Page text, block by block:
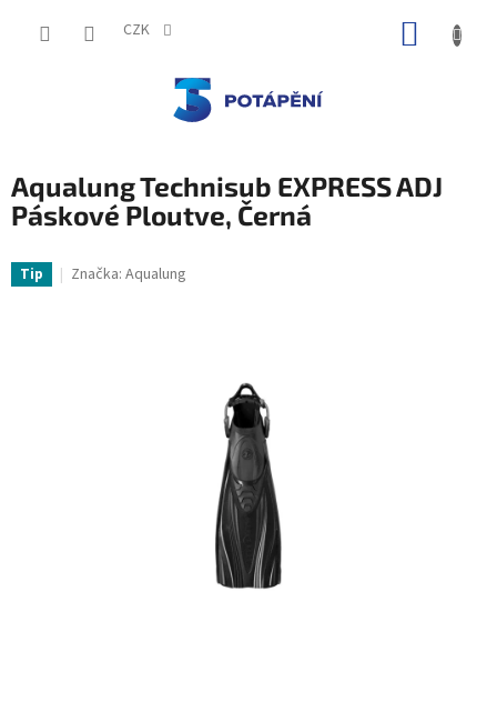
CZK
Aqualung Technisub EXPRESS ADJ
Páskové Ploutve, Černá
Tip Značka: Aqualung